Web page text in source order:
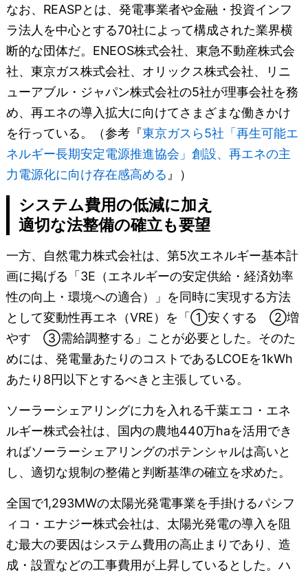
なお、REASPとは、発電事業者や金融・投資インフ
ラ法人を中心とする70社によって構成された業界横
断的な団体だ。ENEOS株式会社、東急不動産株式会
社、東京ガス株式会社、オリックス株式会社、リニ
ューアブル・ジャパン株式会社の5社が理事会社を務
め、再エネの導入拡大に向けてさまざまな働きかけ
を行っている。（参考『東京ガスら5社「再生可能エ
ネルギー長期安定電源推進協会」創設、再エネの主
力電源化に向け存在感高める 』）
システム費用の低減に加え
適切な法整備の確立も要望
一方、自然電力株式会社は、第5次エネルギー基本計
画に掲げる「3E（エネルギーの安定供給・経済効率
性の向上・環境への適合）」を同時に実現する方法
として変動性再エネ（VRE）を「①安くする ②増
やす ③需給調整する」ことが必要とした。そのた
めには、発電量あたりのコストであるLCOEを1kWh
あたり8円以下とするべきと主張している。
ソーラーシェアリングに力を入れる千葉エコ・エネ
ルギー株式会社は、国内の農地440万haを活用でき
ればソーラーシェアリングのポテンシャルは高いと
し、適切な規制の整備と判断基準の確立を求めた。
全国で1,293MWの太陽光発電事業を手掛けるパシフ
ィコ・エナジー株式会社は、太陽光発電の導入を阻
む最大の要因はシステム費用の高止まりであり、造
成・設置などの工事費用が上昇しているとした。ハ